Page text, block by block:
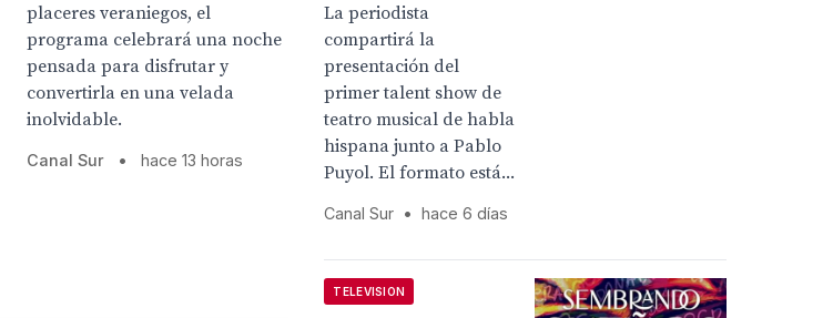
placeres veraniegos, el
programa celebrará una noche
pensada para disfrutar y
convertirla en una velada
inolvidable.
Canal Sur • hace 13 horas
La periodista
compartirá la
presentación del
primer talent show de
teatro musical de habla
hispana junto a Pablo
Puyol. El formato está...
Canal Sur • hace 6 días
TELEVISION